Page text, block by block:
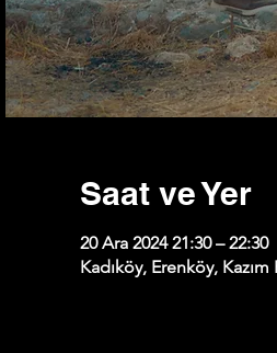
Saat ve Yer
20 Ara 2024 21:30 – 22:30
Kadıköy, Erenköy,